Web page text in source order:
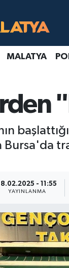
MALATYA
Bursa'da
- 11:55
YAYINLANMA
Fikstür